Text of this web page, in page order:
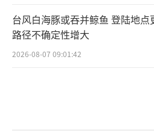
台风白海豚或吞并鲸鱼 登陆地点
路径不确定性增大
2026-08-07 09:01:42